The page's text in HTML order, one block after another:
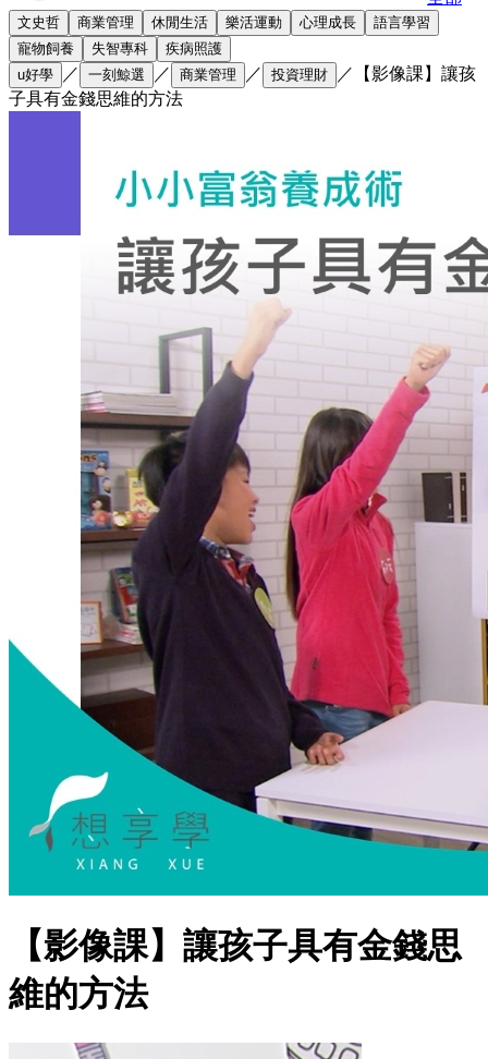
文史哲 商業管理 休閒生活 樂活運動 心理成長
語言學習
寵物飼養
失智專科
疾病照護
u好學
／ 一刻鯨選 ／ 商業管理 ／ 投資理財 ／
【影像課】讓孩
子具有金錢思維的方法
【影像課】讓孩子具有金錢思
維的方法